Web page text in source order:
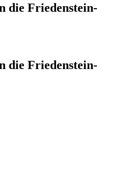
die Friedenstein-
die Friedenstein-